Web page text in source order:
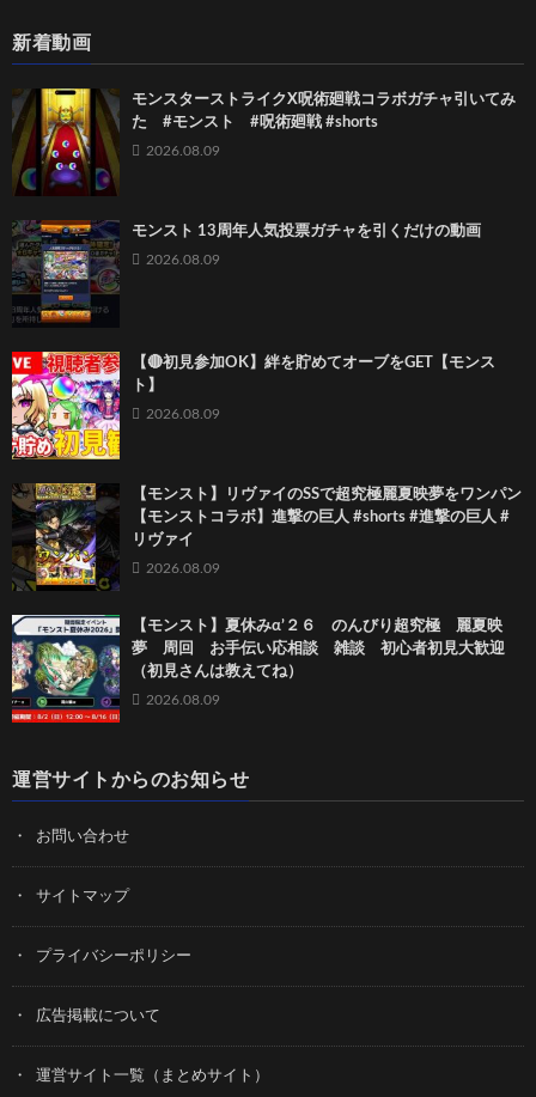
新着動画
モンスターストライクX呪術廻戦コラボガチャ引いてみ
た #モンスト #呪術廻戦 #shorts
2026.08.09
モンスト 13周年人気投票ガチャを引くだけの動画
2026.08.09
【🔴初見参加OK】絆を貯めてオーブをGET【モンス
ト】
2026.08.09
【モンスト】リヴァイのSSで超究極麗夏映夢を ワンパン
【モンストコラボ】進撃の巨人 #shorts #進撃の巨人 #
リヴァイ
2026.08.09
【モンスト】夏休みα’２６ のんびり超究極 麗夏映
夢 周回 お手伝い応相談 雑談 初心者初見大歓迎
（初見さんは教えてね）
2026.08.09
運営サイトからのお知らせ
お問い合わせ
サイトマップ
プライバシーポリシー
広告掲載について
運営サイト一覧（まとめサイト）